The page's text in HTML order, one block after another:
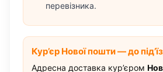
перевізника.
Кур’єр Нової пошти — до
Адресна доставка кур’єром